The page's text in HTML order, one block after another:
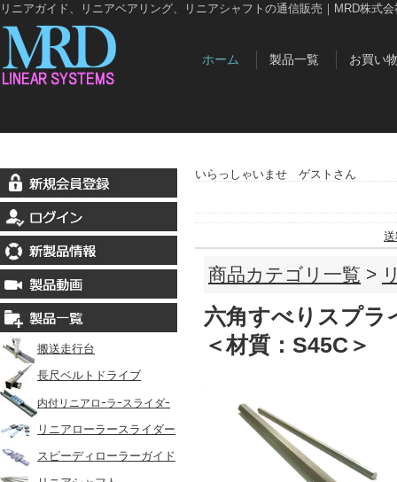
リニアガイド、リニアベアリング、リニアシャフトの通信販売｜MRD株式会
ホーム 製品一覧 お買い
搬送走行台
長尺ベルトドライブ
内付リニアロｰラｰスライダｰ
リニアローラースライダー
スピーディローラーガイド
いらっしゃいませ ゲストさん
商品カテゴリ一覧 >
六角すべりスプラ
＜材質：S45C＞